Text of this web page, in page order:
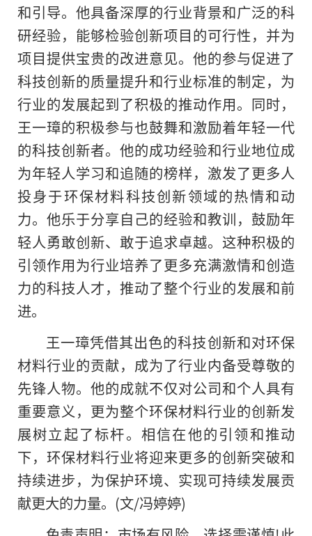
和引导。他具备深厚的行业背景和广泛的科
研经验，能够检验创新项目的可行性，并为
项目提供宝贵的改进意见。他的参与促进了
科技创新的质量提升和行业标准的制定，为
行业的发展起到了积极的推动作用。同时，
王一璋的积极参与也鼓舞和激励着年轻一代
的科技创新者。他的成功经验和行业地位成
为年轻人学习和追随的榜样，激发了更多人
投身于环保材料科技创新领域的热情和动
力。他乐于分享自己的经验和教训，鼓励年
轻人勇敢创新、敢于追求卓越。这种积极的
引领作用为行业培养了更多充满激情和创造
力的科技人才，推动了整个行业的发展和前
进。
王一璋凭借其出色的科技创新和对环保
材料行业的贡献，成为了行业内备受尊敬的
先锋人物。他的成就不仅对公司和个人具有
重要意义，更为整个环保材料行业的创新发
展树立起了标杆。相信在他的引领和推动
下，环保材料行业将迎来更多的创新突破和
持续进步，为保护环境、实现可持续发展贡
献更大的力量。(文/冯婷婷)